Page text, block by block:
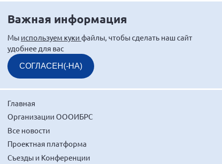
Республика Башкортостан
Республика Карелия
Республика Калмыкия
Республика Хакасия
Самарская область СОРС
Самарская область ПРИЗМА
Важная информация
Мы используем куки файлы, чтобы сделать наш сайт
удобнее для вас
СОГЛАСЕН(-НА)
Главная
Организации ОООИБРС
Все новости
Проектная платформа
Съезды и Конференции